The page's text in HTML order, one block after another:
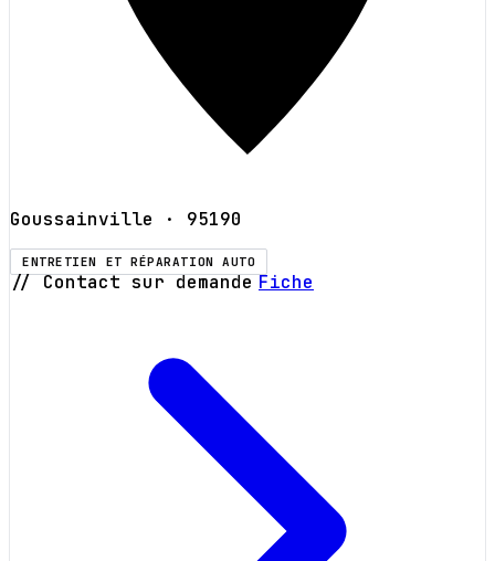
Goussainville · 95190
ENTRETIEN ET RÉPARATION AUTO
// Contact sur demande Fiche